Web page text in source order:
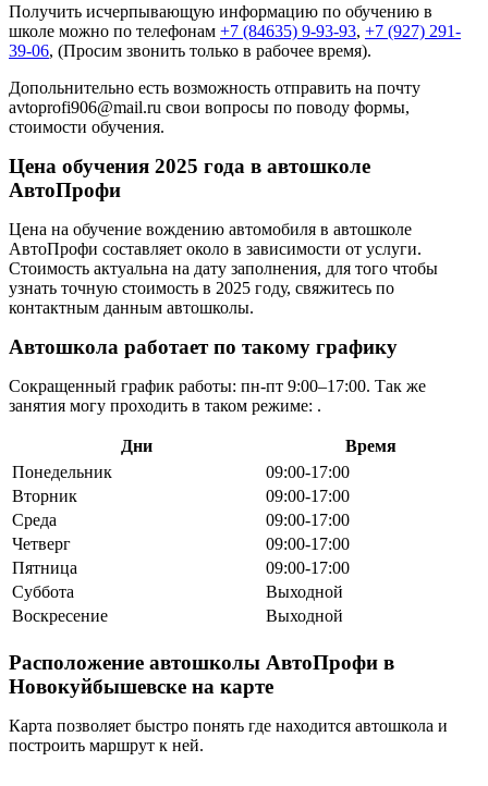
Получить исчерпывающую информацию по обучению в
школе можно по телефонам +7 (84635) 9-93-93, +7 (927) 291-
39-06, (Просим звонить только в рабочее время).
Допольнительно есть возможность отправить на почту
avtoprofi906@mail.ru свои вопросы по поводу формы,
стоимости обучения.
Цена обучения 2025 года в автошколе
АвтоПрофи
Цена на обучение вождению автомобиля в автошколе
АвтоПрофи составляет около в зависимости от услуги.
Стоимость актуальна на дату заполнения, для того чтобы
узнать точную стоимость в 2025 году, свяжитесь по
контактным данным автошколы.
Автошкола работает по такому графику
Сокращенный график работы: пн-пт 9:00–17:00. Так же
занятия могу проходить в таком режиме: .
Дни
Время
Понедельник
09:00-17:00
Вторник
09:00-17:00
Среда
09:00-17:00
Четверг
09:00-17:00
Пятница
09:00-17:00
Суббота
Выходной
Воскресение
Выходной
Расположение автошколы АвтоПрофи в
Новокуйбышевске на карте
Карта позволяет быстро понять где находится автошкола и
построить маршрут к ней.